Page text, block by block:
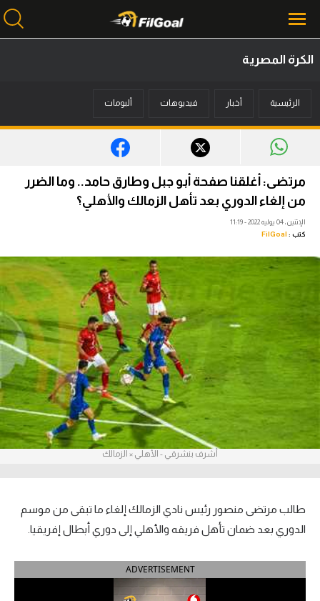
أخبار
ميركاتو
فانتازي في الجول
مسابقة التوقعات
فيديوهات
آراء حرة
ركن الألعاب
بطولات
الدوري الإنجليزي الممتاز
الدوري الإسباني
الكرة المصرية
الرئيسية أخبار فيديوهات ألبومات
مرتضى: أغلقنا صفحة أبو جبل وطارق حامد.. وما الضرر
من إلغاء الدوري بعد تأهل الزمالك والأهلي؟
الإثنين، 04 يوليه 2022 - 11:19
كتب : FilGoal
أشرف بنشرقي - الأهلي × الزمالك
طالب مرتضى منصور رئيس نادي الزمالك إلغاء ما تبقى من موسم
الدوري بعد ضمان تأهل فريقه والأهلي إلى دوري أبطال إفريقيا.
ADVERTISEMENT